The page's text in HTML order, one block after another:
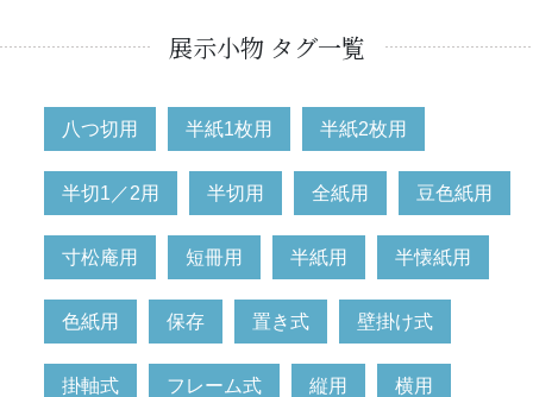
展示小物 タグ一覧
八つ切用 半紙1枚用 半紙2枚用
半切1／2用 半切用 全紙用 豆色紙用
寸松庵用 短冊用 半紙用 半懐紙用
色紙用 保存 置き式 壁掛け式
掛軸式 フレーム式 縦用 横用